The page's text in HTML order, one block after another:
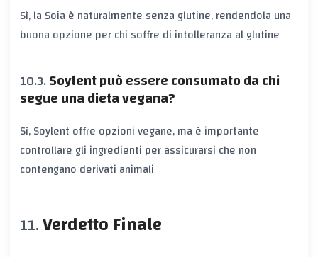
Sì, la Soia è naturalmente senza glutine, rendendola una
buona opzione per chi soffre di intolleranza al glutine
Soylent può essere consumato da chi
segue una dieta vegana?
Sì, Soylent offre opzioni vegane, ma è importante
controllare gli ingredienti per assicurarsi che non
contengano derivati animali
Verdetto Finale